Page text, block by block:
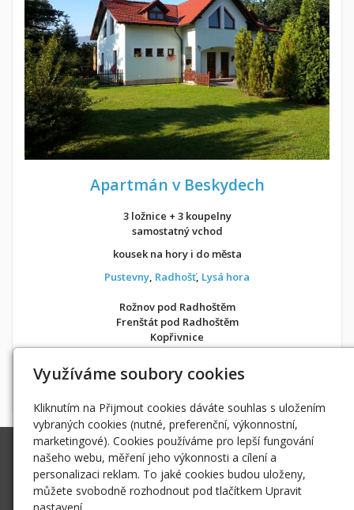
Apartmán v Beskydech
3 ložnice + 3 koupelny
samostatný vchod
kousek na hory i do města
Pustevny, Radhošť, Lysá hora
Rožnov pod Radhoštěm
Frenštát pod Radhoštěm
Kopřivnice
Možnost objednání ubytování také přesAirbnb
Ing. Radek Hoďák
Tichá 502, 742 74 Tichá
IČ: 18979661
Využíváme soubory cookies
Kliknutím na Přijmout cookies dáváte souhlas s uložením
vybraných cookies (nutné, preferenční, výkonnostní,
marketingové). Cookies používáme pro lepší fungování
našeho webu, měření jeho výkonnosti a cílení a
personalizaci reklam. To jaké cookies budou uloženy,
můžete svobodně rozhodnout pod tlačítkem Upravit